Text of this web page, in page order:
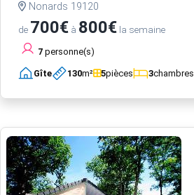
Nonards 19120
de 700€ à 800€ la semaine
7 personne(s)
Gîte 130m² 5pièces 3chambres